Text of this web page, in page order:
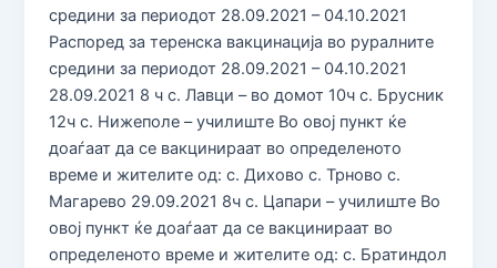
средини за периодот 28.09.2021 – 04.10.2021
Распоред за теренска вакцинација во руралните
средини за периодот 28.09.2021 – 04.10.2021
28.09.2021 8 ч с. Лавци – во домот 10ч с. Брусник
12ч с. Нижеполе – училиште Во овој пункт ќе
доаѓаат да се вакцинираат во определеното
време и жителите од: с. Дихово с. Трново с.
Магарево 29.09.2021 8ч с. Цапари – училиште Во
овој пункт ќе доаѓаат да се вакцинираат во
определеното време и жителите од: с. Братиндол